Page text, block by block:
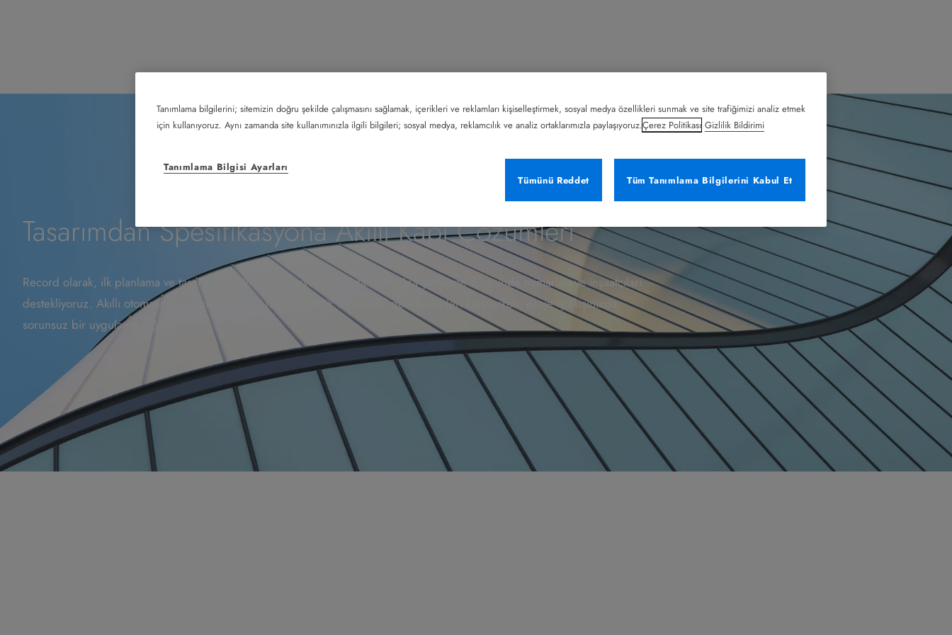
Tasarımdan Spesifikasyona Akıllı Kapı Çözümleri
Record olarak, ilk planlama ve tasarımdan BIM entegrasyonuna kadar tüm bina şartname sürecinde mimarları ve inşaatçıları
destekliyoruz. Akıllı otomatik kapı sistemlerimiz, teknik, estetik ve işlevsel gereksinimleri karşılarken, proje iş akışınızda
sorunsuz bir uygulama sağlar.
Tanımlama bilgilerini; sitemizin doğru şekilde çalışmasını sağlamak, içerikleri ve reklamları kişiselleştirmek, sosyal medya özellikleri sunmak ve site trafiğimizi analiz etmek
için kullanıyoruz. Aynı zamanda site kullanımınızla ilgili bilgileri; sosyal medya, reklamcılık ve analiz ortaklarımızla paylaşıyoruz.Çerez Politikası Gizlilik Bildirimi
Tanımlama Bilgisi Ayarları
Tümünü Reddet
Tüm Tanımlama Bilgilerini Kabul Et